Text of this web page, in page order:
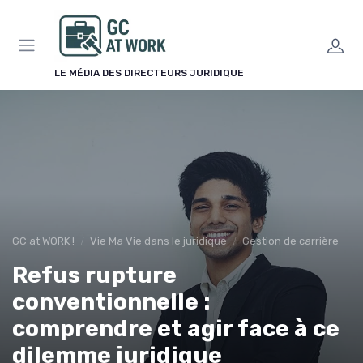
LE MÉDIA DES DIRECTEURS JURIDIQUE
GC at WORK ! Vie Ma Vie dans le juridique Gestion de carrière
Refus rupture
conventionnelle :
comprendre et agir face à ce
dilemme juridique